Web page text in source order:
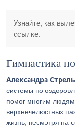
Узнайте, как
ссылке.
Гимнастика
Александра
системы по
помог многим людям
верхнечелюстных
жизнь, несмотря на